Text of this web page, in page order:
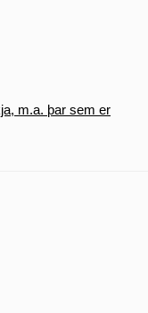
m.a. þar sem er